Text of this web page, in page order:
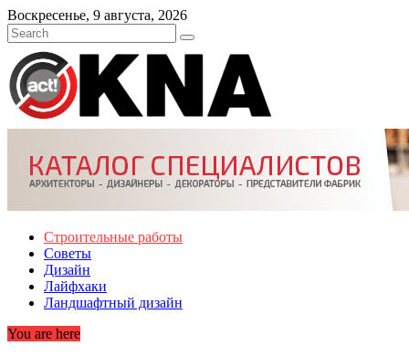
Skip
to
content
Воскресенье, 9 августа, 2026
Строительные работы
Советы
Дизайн
Лайфхаки
Ландшафтный дизайн
You are here